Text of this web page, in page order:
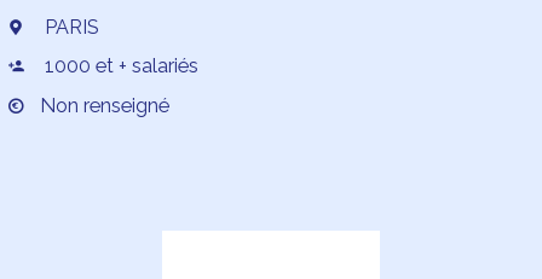
PARIS
1000 et + salariés
Non renseigné